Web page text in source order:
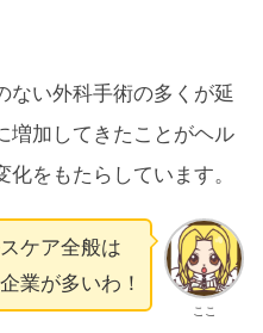
ない外科手術の多くが延
増加してきたことがヘル
をもたらしています。
ここ
ケア全般は
業が多いわ！